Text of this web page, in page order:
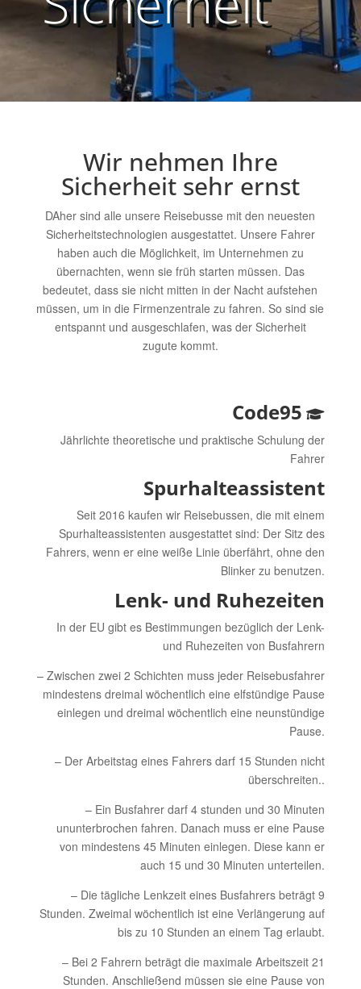
Wir nehmen Ihre
Sicherheit sehr ernst
DAher sind alle unsere Reisebusse mit den neuesten
Sicherheitstechnologien ausgestattet. Unsere Fahrer
haben auch die Möglichkeit, im Unternehmen zu
übernachten, wenn sie früh starten müssen. Das
bedeutet, dass sie nicht mitten in der Nacht aufstehen
müssen, um in die Firmenzentrale zu fahren. So sind sie
entspannt und ausgeschlafen, was der Sicherheit
zugute kommt.
Code95
Jährlichte theoretische und praktische Schulung der
Fahrer
Spurhalteassistent
Seit 2016 kaufen wir Reisebussen, die mit einem
Spurhalteassistenten ausgestattet sind: Der Sitz des
Fahrers, wenn er eine weiße Linie überfährt, ohne den
Blinker zu benutzen.
Lenk- und Ruhezeiten
In der EU gibt es Bestimmungen bezüglich der Lenk-
und Ruhezeiten von Busfahrern
– Zwischen zwei 2 Schichten muss jeder Reisebusfahrer
mindestens dreimal wöchentlich eine elfstündige Pause
einlegen und dreimal wöchentlich eine neunstündige
Pause.
– Der Arbeitstag eines Fahrers darf 15 Stunden nicht
überschreiten..
– Ein Busfahrer darf 4 stunden und 30 Minuten
ununterbrochen fahren. Danach muss er eine Pause
von mindestens 45 Minuten einlegen. Diese kann er
auch 15 und 30 Minuten unterteilen.
– Die tägliche Lenkzeit eines Busfahrers beträgt 9
Stunden. Zweimal wöchentlich ist eine Verlängerung auf
bis zu 10 Stunden an einem Tag erlaubt.
– Bei 2 Fahrern beträgt die maximale Arbeitszeit 21
Stunden. Anschließend müssen sie eine Pause von